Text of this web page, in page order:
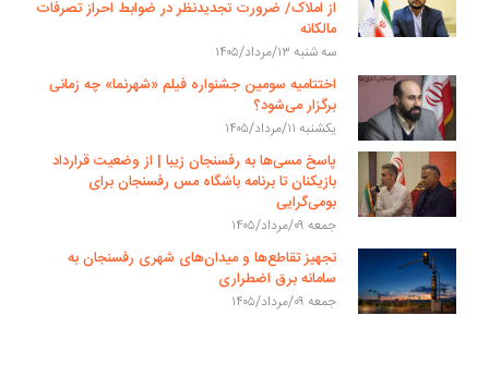
از املاک/ ضرورت تجدیدنظر در ضوابط احراز تصرفات
مالکانه
سه شنبه ۱۳/مرداد/۱۴۰۵
اختتامیه سومین جشنواره فیلم «شهرنما» چه زمانی
برگزار می‌شود؟
یکشنبه ۱۱/مرداد/۱۴۰۵
پاسخ مسی‌ها به رفسنجان زیبا | از وضعیت قرارداد
بازیکنان تا برنامه باشگاه مس رفسنجان برای
بومی‌گرایی
جمعه ۰۹/مرداد/۱۴۰۵
تجهیز تقاطع‌ها و میدان‌های شهری رفسنجان به
سامانه برق اضطراری
جمعه ۰۹/مرداد/۱۴۰۵